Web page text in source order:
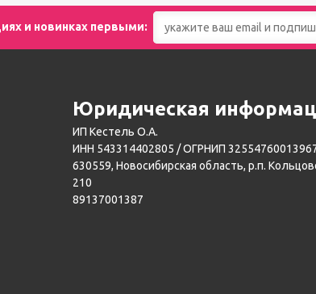
и новинках первыми:
Юридическая
ИП Кестель О.А.
ИНН 543314402805 / ОГРНИП
630559, Новосибирская область, р.п.
210
89137001387